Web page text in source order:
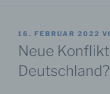
VERÖFFENTLICHT
AM
16. FEBRUAR 2022
Neue